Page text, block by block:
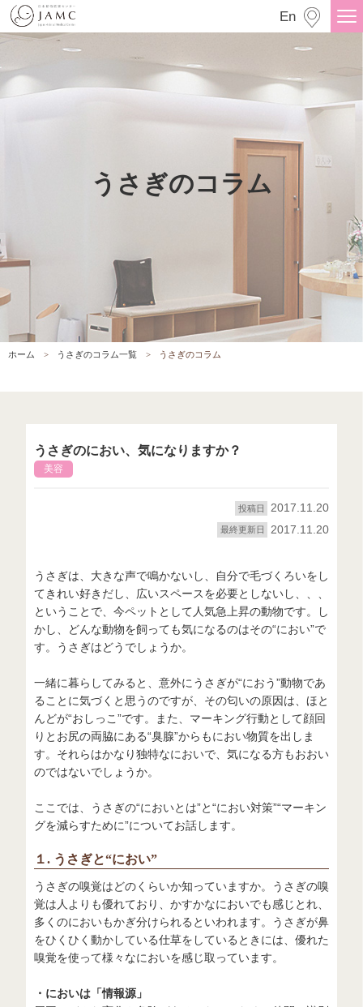
En
うさぎのコラム
うさぎのコラム
ホーム うさぎのコラム一覧 うさぎのコラム
うさぎのにおい、気になりますか？
美容
投稿日 2017.11.20
最終更新日 2017.11.20
うさぎは、大きな声で鳴かないし、自分で毛づくろいをし
てきれい好きだし、広いスペースを必要としないし、、、
ということで、今ペットとして人気急上昇の動物です。し
かし、どんな動物を飼っても気になるのはその“におい”で
す。うさぎはどうでしょうか。
一緒に暮らしてみると、意外にうさぎが“におう”動物であ
ることに気づくと思うのですが、その匂いの原因は、ほと
んどが“おしっこ”です。また、マーキング行動として顔回
りとお尻の両脇にある“臭腺”からもにおい物質を出しま
す。それらはかなり独特なにおいで、気になる方もおおい
のではないでしょうか。
ここでは、うさぎの“においとは”と“におい対策”“マーキン
グを減らすために”についてお話します。
１. うさぎと“におい”
うさぎの嗅覚はどのくらいか知っていますか。うさぎの嗅
覚は人よりも優れており、かすかなにおいでも感じとれ、
多くのにおいもかぎ分けられるといわれます。うさぎが鼻
をひくひく動かしている仕草をしているときには、優れた
嗅覚を使って様々なにおいを感じ取っています。
・においは「情報源」